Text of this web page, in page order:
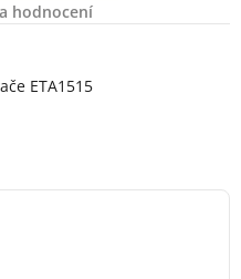
hodnocení
ETA1515